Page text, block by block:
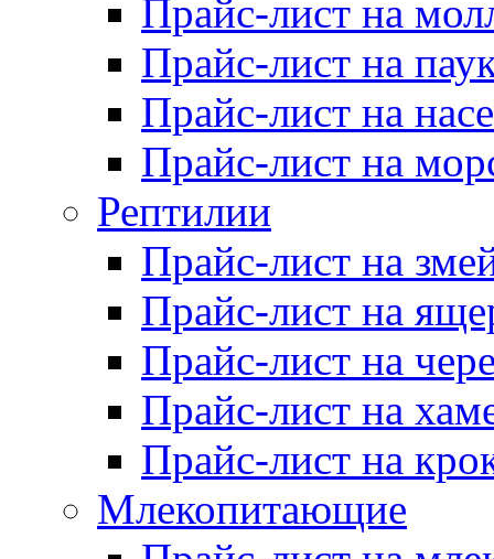
Прайс-лист на
Прайс-лист на
Прайс-лист на
Прайс-лист на
Рептилии
Прайс-лист на
Прайс-лист на
Прайс-лист на
Прайс-лист на
Прайс-лист на
Млекопитающие